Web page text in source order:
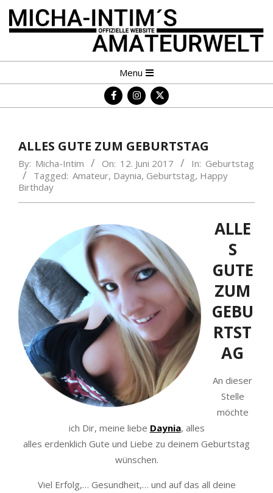
Skip
MICHA-
INTIM
´S
Navigation
Menu
ALLES GUTE ZUM GEBURTSTAG
By: Micha-Intim On: 12. Juni 2017 In: Geburtstag
Tagged: Amateur, Daynia, Geburtstag, Happy
Birthday
ALLE
S
GUTE
ZUM
GEBU
RTST
AG
An dieser
Stelle
möchte
ich Dir, meine liebe Daynia, alles
alles erdenklich Gute und Liebe zu deinem Geburtstag
wünschen.
Viel Erfolg,… Gesundheit,… und auf das all deine